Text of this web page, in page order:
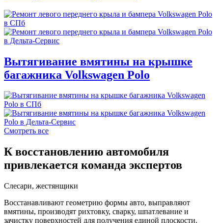
Вытягивание вмятины на крышке
багажника Volkswagen Polo
Смотреть все
К восстановлению автомобиля
привлекается команда экспертов
Слесари, жестянщики
Восстанавливают геометрию формы авто, выправляют
вмятины, производят рихтовку, сварку, шпатлевание и
зачистку поверхностей для получения единой плоскости.